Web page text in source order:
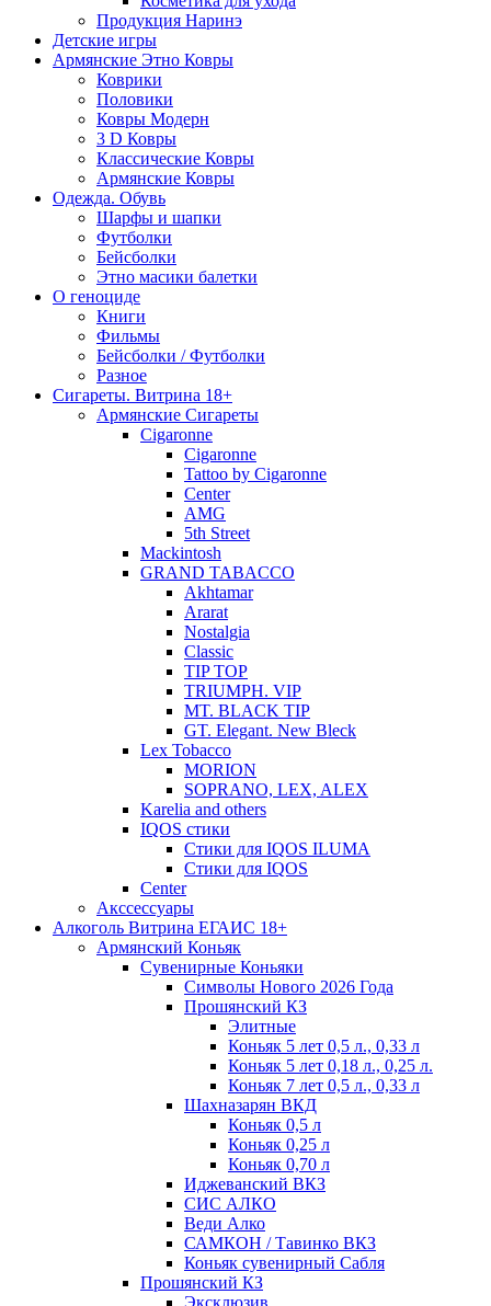
Продукция Наринэ
Детские игры
Армянские Этно Ковры
Коврики
Половики
Ковры Модерн
3 D Ковры
Классические Ковры
Армянские Ковры
Одежда. Обувь
Шарфы и шапки
Футболки
Бейсболки
Этно масики балетки
О геноциде
Книги
Фильмы
Бейсболки / Футболки
Разное
Сигареты. Витрина 18+
Армянские Сигареты
Cigaronne
Cigaronne
Tattoo by Cigaronne
Center
AMG
5th Street
Mackintosh
GRAND TABACCO
Akhtamar
Ararat
Nostalgia
Classic
TIP TOP
TRIUMPH. VIP
MT. BLACK TIP
GT. Elegant. New Bleck
Lex Tobacco
MORION
SOPRANO, LEX, ALEX
Karelia and others
IQOS стики
Стики для IQOS ILUMA
Стики для IQOS
Сenter
Акссессуары
Алкоголь Витрина ЕГАИС 18+
Армянский Коньяк
Сувенирные Коньяки
Символы Нового 2026 Года
Прошянский КЗ
Элитные
Коньяк 5 лет 0,5 л., 0,33 л
Коньяк 5 лет 0,18 л., 0,25 л.
Коньяк 7 лет 0,5 л., 0,33 л
Шахназарян ВКД
Коньяк 0,5 л
Коньяк 0,25 л
Коньяк 0,70 л
Иджеванский ВКЗ
СИС АЛКО
Веди Алко
САМКОН / Тавинко ВКЗ
Коньяк сувенирный Сабля
Прошянский КЗ
Эксклюзив